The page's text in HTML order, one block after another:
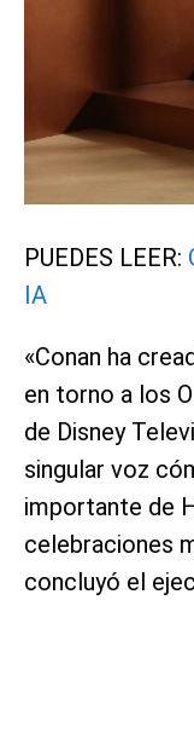
PUEDES LEER:
IA
«Conan ha
en torno a los
de Disney
singular voz
importante de
celebraciones
concluyó el